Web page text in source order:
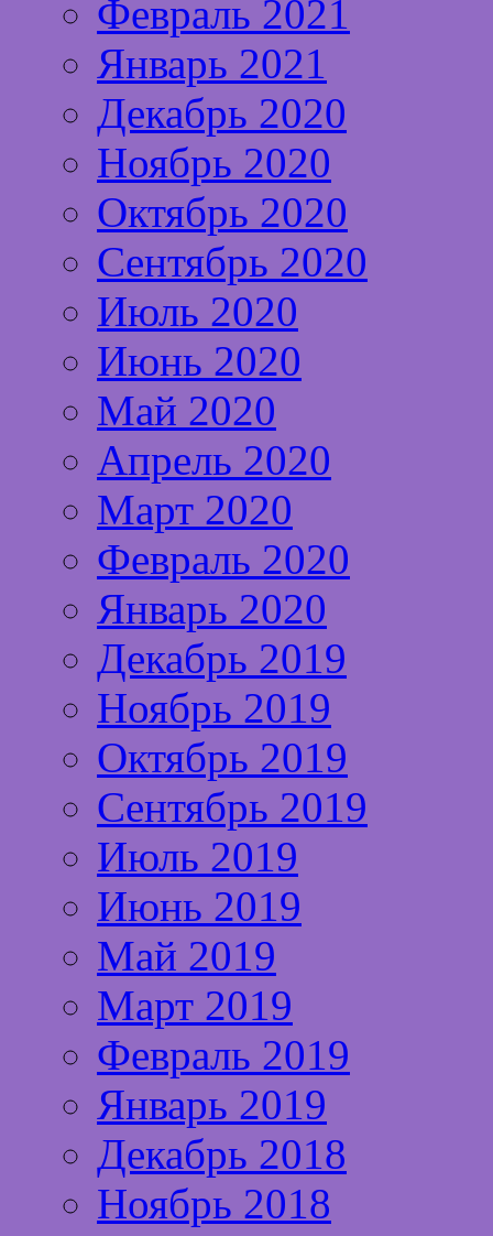
Февраль 2021
Январь 2021
Декабрь 2020
Ноябрь 2020
Октябрь 2020
Сентябрь 2020
Июль 2020
Июнь 2020
Май 2020
Апрель 2020
Март 2020
Февраль 2020
Январь 2020
Декабрь 2019
Ноябрь 2019
Октябрь 2019
Сентябрь 2019
Июль 2019
Июнь 2019
Май 2019
Март 2019
Февраль 2019
Январь 2019
Декабрь 2018
Ноябрь 2018